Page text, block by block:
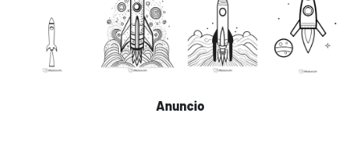
Anuncio